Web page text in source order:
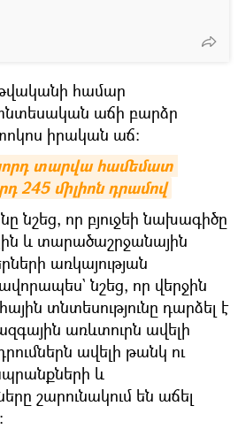
համար
աճի բարձր
իրական աճ:
տարվա համեմատ
245 միլիոն դրամով
նշեց, որ բյուջեի նախագիծը
և տարածաշրջանային
առկայության
նշեց, որ վերջին
տնտեսությունը դարձել է
առևտուրն ավելի
ավելի թանկ ու
և
շարունակում են աճել